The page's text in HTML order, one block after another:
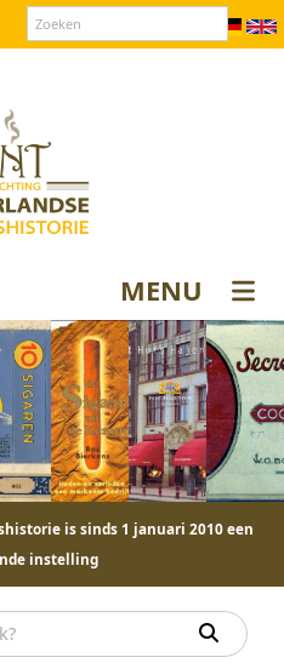
MENU
is sinds 1 januari 2010 een
instelling